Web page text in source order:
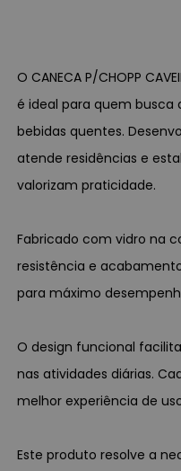
O CANECA P/CHOPP
é ideal para quem busca
bebidas quentes.
atende residências e
valorizam praticidade.
Fabricado com vidro na
resistência e
para máximo
O design funcional
nas atividades diárias.
melhor experiência de
Este produto resolve a